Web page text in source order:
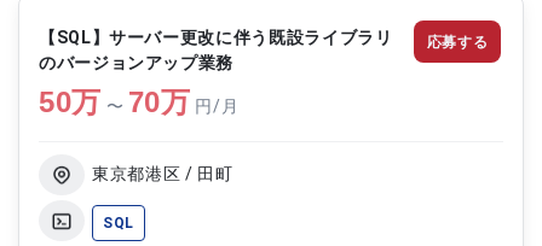
フロントシステムの開発 ・管理者向け業務システ
ムの開発 ・PHPおよびCakePHPを用いた設計・開
発対応 ・既存機能の改修および追加実装 ・テスト
実施および不具合対応
【SQL】サーバー更改に伴う既設ライブラリ
のバージョンアップ業務
50万 〜 70万 円/月
東京都港区 / 田町
SQL
応募する